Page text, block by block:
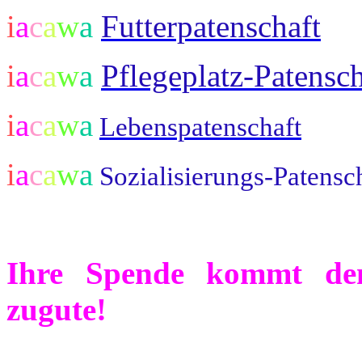
iacawa Futterpatenschaft
iacawa Pflegeplatz-
iacawa Lebenspatenschaft
iacawa Sozialisierungs-
Ihre Spende kommt
zugute!